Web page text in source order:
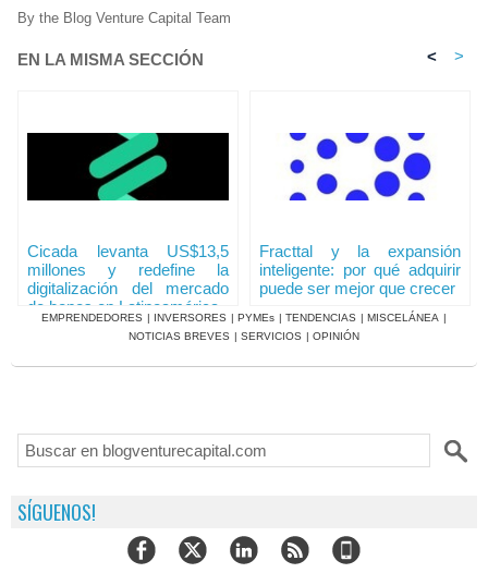
By the Blog Venture Capital Team
EN LA MISMA SECCIÓN < >
Cicada levanta US$13,5
millones y redefine la
digitalización del mercado
de bonos en Latinoamérica
Fracttal y la expansión
inteligente: por qué adquirir
puede ser mejor que crecer
EMPRENDEDORES | INVERSORES | PYMEs | TENDENCIAS | MISCELÁNEA |
NOTICIAS BREVES | SERVICIOS | OPINIÓN
SÍGUENOS!